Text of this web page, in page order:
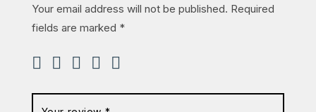
Your email address will not be published. Required
fields are marked *